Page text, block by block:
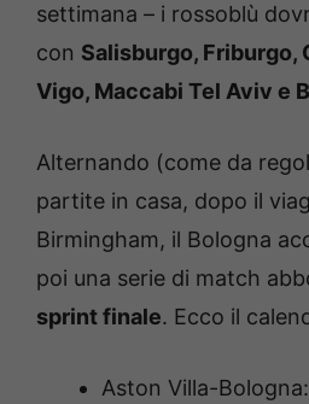
settimana – i rossoblù
con Salisburgo, Friburgo,
Vigo, Maccabi Tel Aviv e
Alternando (come da
partite in casa, dopo il
Birmingham, il Bologna
poi una serie di match
sprint finale. Ecco il
Aston Villa-